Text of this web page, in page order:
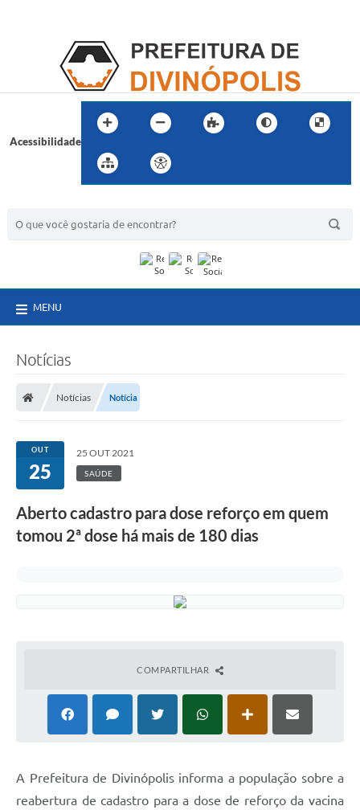
Acessibilidade
MENU
Notícias
Notícias Notícia
OUT
25
25 OUT 2021
SAÚDE
Aberto cadastro para dose reforço em quem
tomou 2ª dose há mais de 180 dias
COMPARTILHAR
A Prefeitura de Divinópolis informa a população sobre a
reabertura de cadastro para a dose de reforço da vacina